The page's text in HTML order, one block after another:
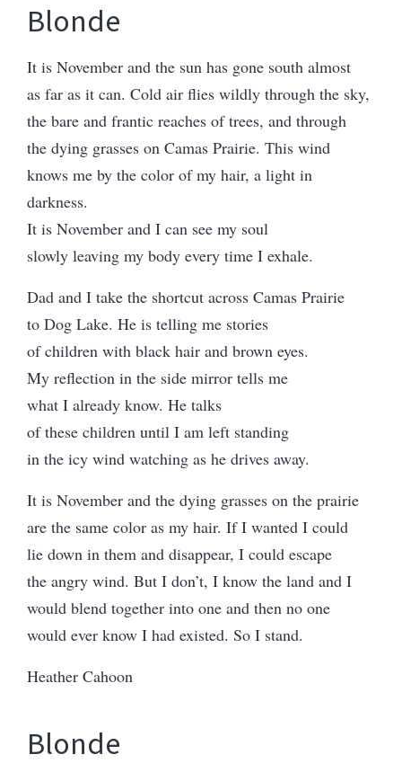
Blonde
It is November and the sun has gone south almost
as far as it can. Cold air flies wildly through the sky,
the bare and frantic reaches of trees, and through
the dying grasses on Camas Prairie. This wind
knows me by the color of my hair, a light in
darkness.
It is November and I can see my soul
slowly leaving my body every time I exhale.
Dad and I take the shortcut across Camas Prairie
to Dog Lake. He is telling me stories
of children with black hair and brown eyes.
My reflection in the side mirror tells me
what I already know. He talks
of these children until I am left standing
in the icy wind watching as he drives away.
It is November and the dying grasses on the prairie
are the same color as my hair. If I wanted I could
lie down in them and disappear, I could escape
the angry wind. But I don’t, I know the land and I
would blend together into one and then no one
would ever know I had existed. So I stand.
Heather Cahoon
Blonde